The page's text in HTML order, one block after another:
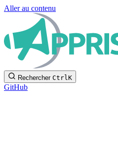
Aller au contenu
Rechercher CtrlK
GitHub